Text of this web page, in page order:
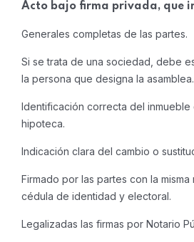
Acto bajo firma privada, que
Generales completas de las partes.
Si se trata de una sociedad, debe
la persona que designa la asamblea.
Identificación correcta del
hipoteca.
Indicación clara del cambio o
Firmado por las partes con la misma
cédula de identidad y electoral.
Legalizadas las firmas por Notario